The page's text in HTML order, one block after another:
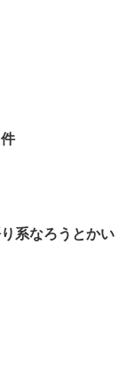
系なろうとかい